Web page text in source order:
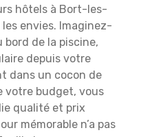
hôtels à Bort-les-
envies. Imaginez-
de la piscine,
depuis votre
dans un cocon de
votre budget, vous
qualité et prix
mémorable n’a pas